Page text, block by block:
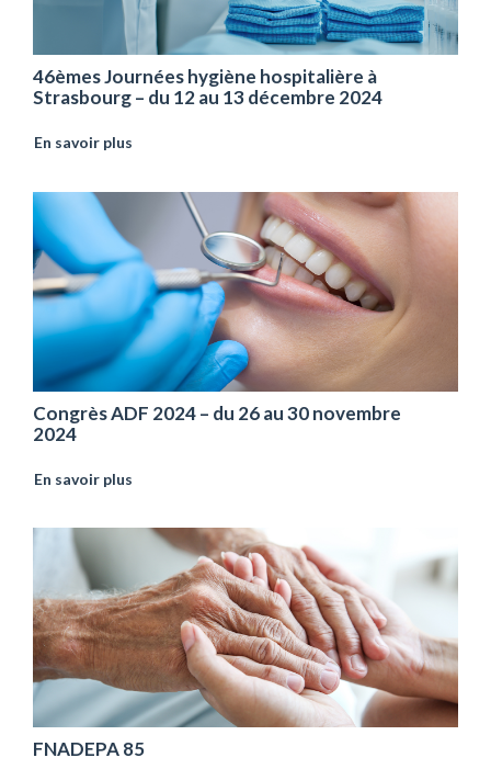
46èmes Journées hygiène hospitalière à
Strasbourg – du 12 au 13 décembre 2024
En savoir plus
Congrès ADF 2024 – du 26 au 30 novembre
2024
En savoir plus
FNADEPA 85